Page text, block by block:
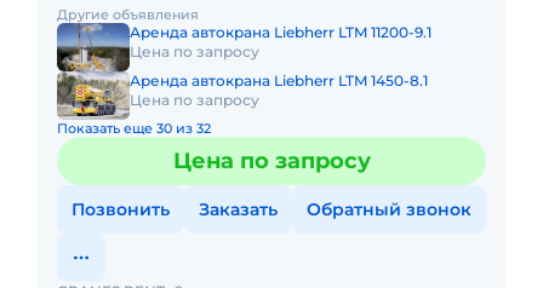
маневренностью и проходимостью по бе
Другие объявления
Аренда автокрана Liebherr LTM 11200-9.1
Цена по запросу
Аренда автокрана Liebherr LTM 1450-8.1
Цена по запросу
Показать еще 30 из 32
Цена по запросу
Позвонить Заказать Обратный звонок